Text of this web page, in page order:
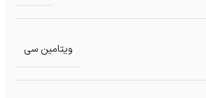
ویتامین سی